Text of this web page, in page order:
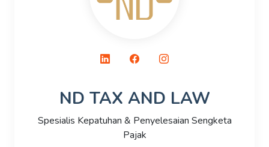
ND TAX AND LAW
Spesialis Kepatuhan & Penyelesaian Sengketa
Pajak